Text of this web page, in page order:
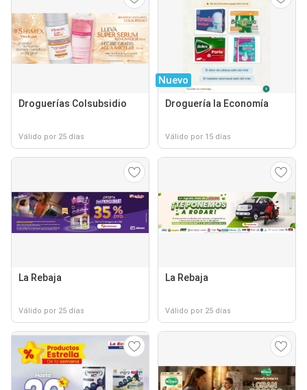
Droguerías Colsubsidio
Válido por 25 días
Nuevo
Droguería la Economía
Válido por 15 días
La Rebaja
Válido por 25 días
La Rebaja
Válido por 25 días